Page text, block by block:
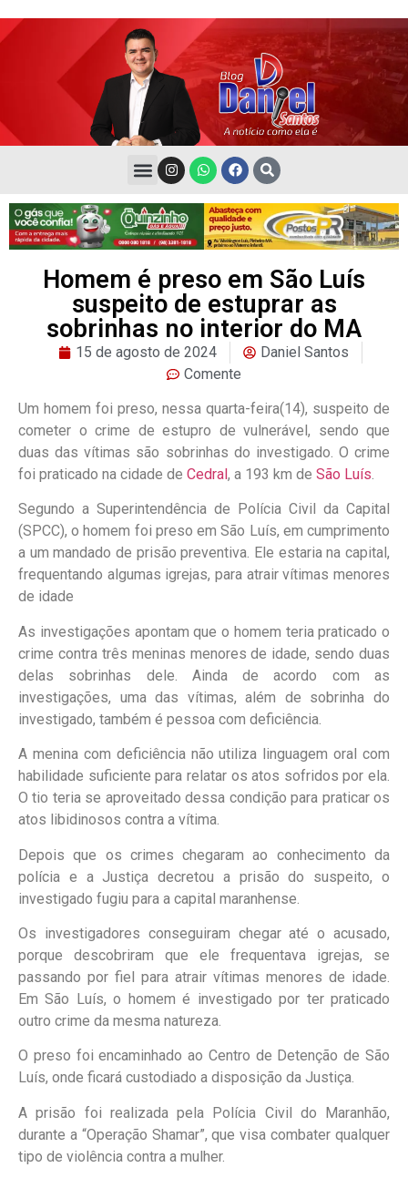
Homem é preso em São Luís
suspeito de estuprar as
sobrinhas no interior do MA
15 de agosto de 2024
Daniel Santos
Comente
Um homem foi preso, nessa quarta-feira(14), suspeito de
cometer o crime de estupro de vulnerável, sendo que
duas das vítimas são sobrinhas do investigado. O crime
foi praticado na cidade de Cedral, a 193 km de São Luís.
Segundo a Superintendência de Polícia Civil da Capital
(SPCC), o homem foi preso em São Luís, em cumprimento
a um mandado de prisão preventiva. Ele estaria na capital,
frequentando algumas igrejas, para atrair vítimas menores
de idade
As investigações apontam que o homem teria praticado o
crime contra três meninas menores de idade, sendo duas
delas sobrinhas dele. Ainda de acordo com as
investigações, uma das vítimas, além de sobrinha do
investigado, também é pessoa com deficiência.
A menina com deficiência não utiliza linguagem oral com
habilidade suficiente para relatar os atos sofridos por ela.
O tio teria se aproveitado dessa condição para praticar os
atos libidinosos contra a vítima.
Depois que os crimes chegaram ao conhecimento da
polícia e a Justiça decretou a prisão do suspeito, o
investigado fugiu para a capital maranhense.
Os investigadores conseguiram chegar até o acusado,
porque descobriram que ele frequentava igrejas, se
passando por fiel para atrair vítimas menores de idade.
Em São Luís, o homem é investigado por ter praticado
outro crime da mesma natureza.
O preso foi encaminhado ao Centro de Detenção de São
Luís, onde ficará custodiado a disposição da Justiça.
A prisão foi realizada pela Polícia Civil do Maranhão,
durante a “Operação Shamar”, que visa combater qualquer
tipo de violência contra a mulher.